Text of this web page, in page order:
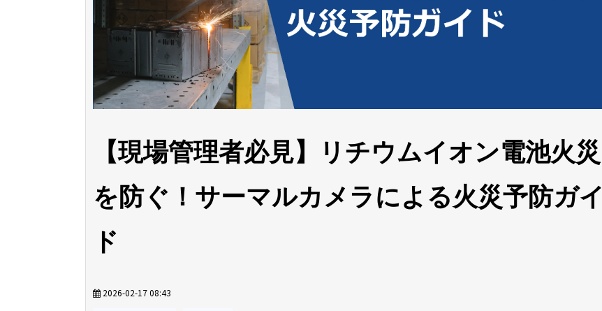
【現場管理者必見】リチウムイオン電池火災
を防ぐ！サーマルカメラによる火災予防ガイ
ド
2026-02-17 08:43